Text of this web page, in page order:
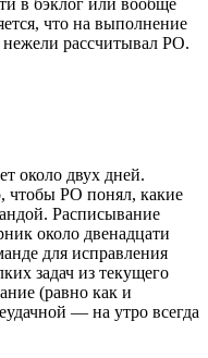
что на выполнение
рассчитывал PO.
около двух дней.
чтобы PO понял, какие
Расписывание
около двенадцати
для исправления
задач из текущего
(равно как и
— на утро всегда